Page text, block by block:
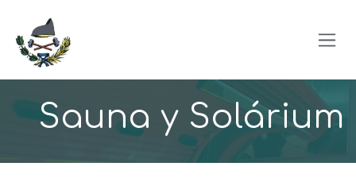
Sauna y Solárium